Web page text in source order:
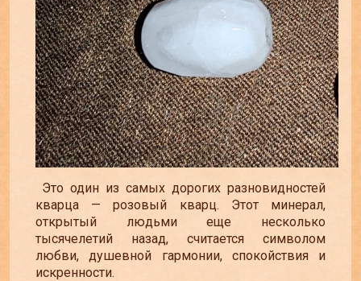
Это один из самых дорогих разновидностей
кварца — розовый кварц. Этот минерал,
открытый людьми еще несколько
тысячелетий назад, считается символом
любви, душевной гармонии, спокойствия и
искренности.